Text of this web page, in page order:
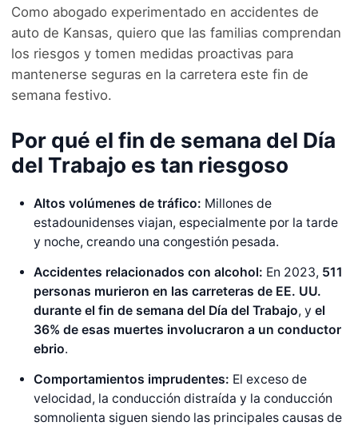
Como abogado experimentado en accidentes de
auto de Kansas, quiero que las familias comprendan
los riesgos y tomen medidas proactivas para
mantenerse seguras en la carretera este fin de
semana festivo.
Por qué el fin de semana del Día
del Trabajo es tan riesgoso
Altos volúmenes de tráfico: Millones de
estadounidenses viajan, especialmente por la tarde
y noche, creando una congestión pesada.
Accidentes relacionados con alcohol: En 2023, 511
personas murieron en las carreteras de EE. UU.
durante el fin de semana del Día del Trabajo, y el
36% de esas muertes involucraron a un conductor
ebrio.
Comportamientos imprudentes: El exceso de
velocidad, la conducción distraída y la conducción
somnolienta siguen siendo las principales causas de